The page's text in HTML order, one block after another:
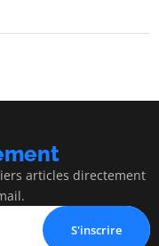
articles directement
S'inscrire